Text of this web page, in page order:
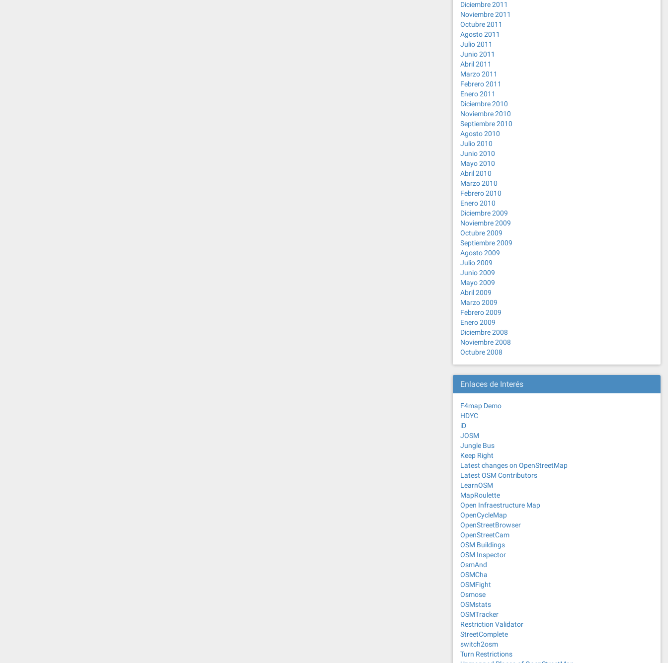
Diciembre 2011
Noviembre 2011
Octubre 2011
Agosto 2011
Julio 2011
Junio 2011
Abril 2011
Marzo 2011
Febrero 2011
Enero 2011
Diciembre 2010
Noviembre 2010
Septiembre 2010
Agosto 2010
Julio 2010
Junio 2010
Mayo 2010
Abril 2010
Marzo 2010
Febrero 2010
Enero 2010
Diciembre 2009
Noviembre 2009
Octubre 2009
Septiembre 2009
Agosto 2009
Julio 2009
Junio 2009
Mayo 2009
Abril 2009
Marzo 2009
Febrero 2009
Enero 2009
Diciembre 2008
Noviembre 2008
Octubre 2008
Enlaces de Interés
F4map Demo
HDYC
iD
JOSM
Jungle Bus
Keep Right
Latest changes on OpenStreetMap
Latest OSM Contributors
LearnOSM
MapRoulette
Open Infraestructure Map
OpenCycleMap
OpenStreetBrowser
OpenStreetCam
OSM Buildings
OSM Inspector
OsmAnd
OSMCha
OSMFight
Osmose
OSMstats
OSMTracker
Restriction Validator
StreetComplete
switch2osm
Turn Restrictions